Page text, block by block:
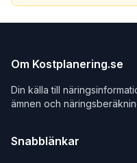
Om Kostplanering.se
Din källa till
ämnen och
Snabblänkar